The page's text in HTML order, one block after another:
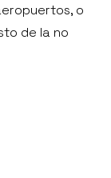
o
de la no